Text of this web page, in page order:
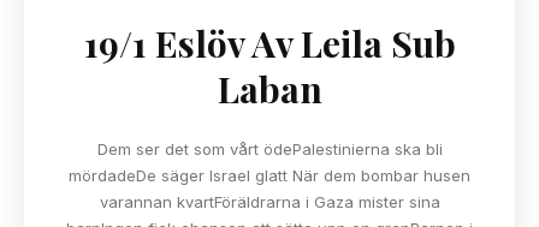
19/1 Eslöv Av Leila Sub
Laban
Dem ser det som vårt ödePalestinierna ska bli
mördadeDe säger Israel glatt När dem bombar husen
varannan kvartFöräldrarna i Gaza mister sina